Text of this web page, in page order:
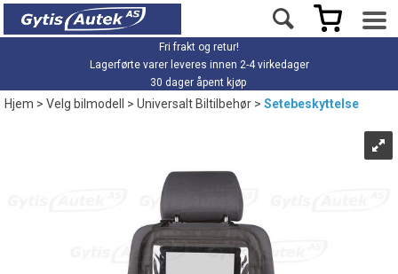
Fri frakt og retur!
Lagerførte varer leveres innen 2-4 virkedager
30 dager åpent kjøp
Hjem>Velg bilmodell >Universalt Biltilbehør>Setebeskyttelse